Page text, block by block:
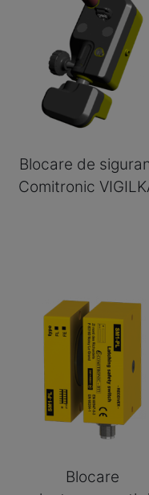
Blocare de
Comitronic
Blocare